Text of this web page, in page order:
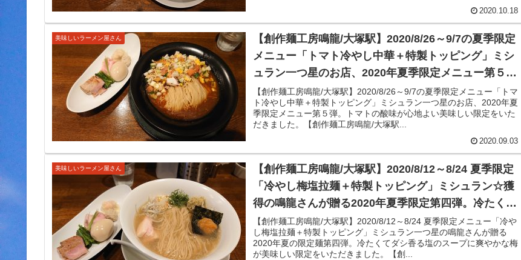
2020.10.18
美味しいラーメン屋さん
【創作麺工房鳴龍/大塚駅】2020/8/26～9/7の夏季限定
メニュー「トマト冷やし中華＋特製トッピング」ミシ
ュラン一つ星のお店、2020年夏季限定メニュー第５
弾。トマトの酸味が心地よい美味しい限定をいただき
ました。
【創作麺工房鳴龍/大塚駅】2020/8/26～9/7の夏季限定メニュー「トマ
ト冷やし中華＋特製トッピング」ミシュラン一つ星のお店、2020年夏
季限定メニュー第５弾。トマトの酸味が心地よい美味しい限定をいた
だきました。【創作麺工房鳴龍/大塚駅...
2020.09.03
美味しいラーメン屋さん
【創作麺工房鳴龍/大塚駅】2020/8/12～8/24 夏季限定
「冷やし梅塩拉麺＋特製トッピング」ミシュラン☆獲
得の鳴龍さんが贈る2020年夏季限定第四弾。冷たくて
ダシ香る塩のスープに爽やかな梅が美味しい限定をい
ただきました。
【創作麺工房鳴龍/大塚駅】2020/8/12～8/24 夏季限定メニュー「冷や
し梅塩拉麺＋特製トッピング」ミシュラン一つ星の鳴龍さんが贈る
2020年夏の限定麺第四弾。冷たくてダシ香る塩のスープに爽やかな梅
が美味しい限定をいただきました。【創...